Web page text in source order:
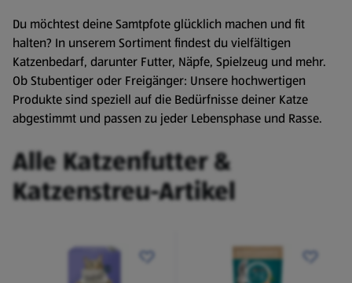
Du möchtest deine Samtpfote glücklich machen und fit
halten? In unserem Sortiment findest du vielfältigen
Katzenbedarf, darunter Futter, Näpfe, Spielzeug und mehr.
Ob Stubentiger oder Freigänger: Unsere hochwertigen
Produkte sind speziell auf die Bedürfnisse deiner Katze
abgestimmt und passen zu jeder Lebensphase und Rasse.
Alle Katzenfutter &
Katzenstreu-Artikel